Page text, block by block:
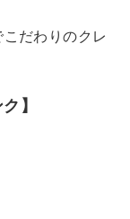
だわりのクレ
】